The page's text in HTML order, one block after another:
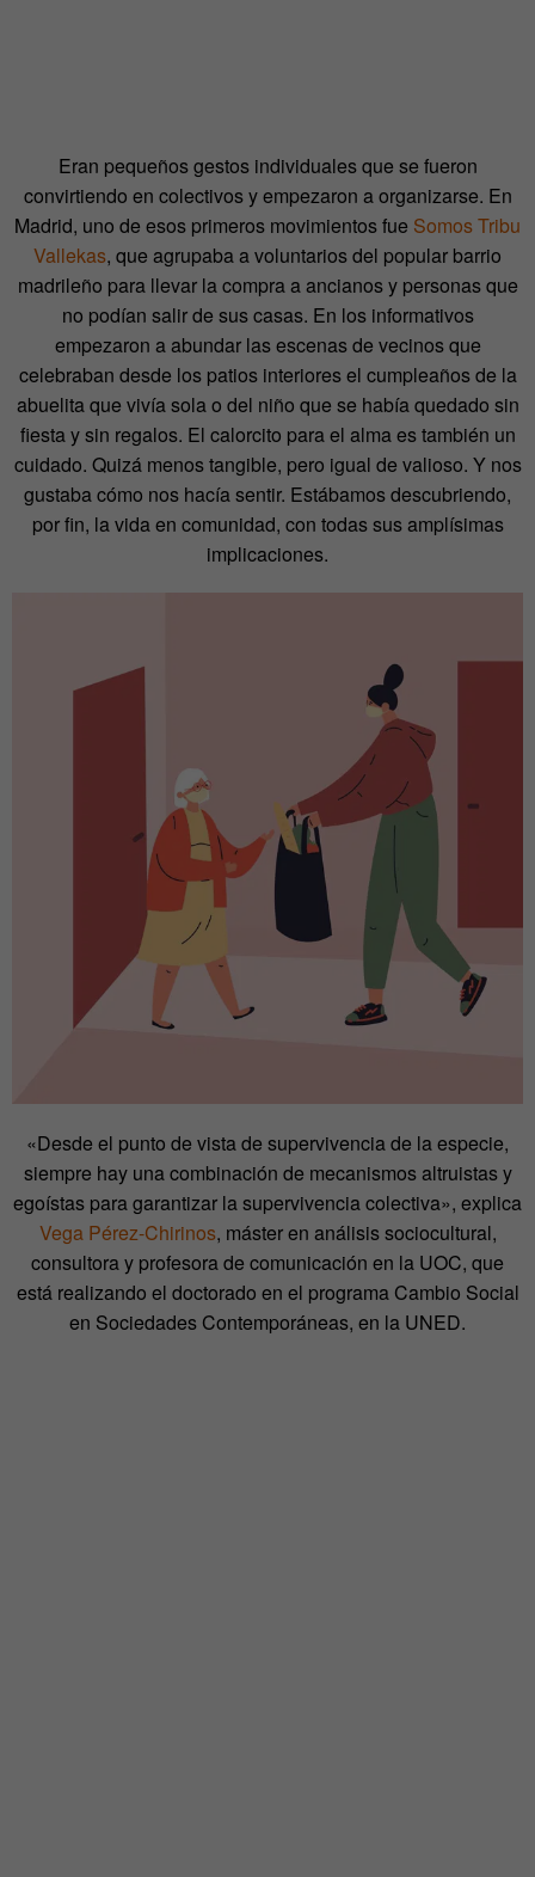
Eran pequeños gestos individuales que se fueron
convirtiendo en colectivos y empezaron a organizarse. En
Madrid, uno de esos primeros movimientos fue Somos Tribu
Vallekas, que agrupaba a voluntarios del popular barrio
madrileño para llevar la compra a ancianos y personas que
no podían salir de sus casas. En los informativos
empezaron a abundar las escenas de vecinos que
celebraban desde los patios interiores el cumpleaños de la
abuelita que vivía sola o del niño que se había quedado sin
fiesta y sin regalos. El calorcito para el alma es también un
cuidado. Quizá menos tangible, pero igual de valioso. Y nos
gustaba cómo nos hacía sentir. Estábamos descubriendo,
por fin, la vida en comunidad, con todas sus amplísimas
implicaciones.
«Desde el punto de vista de supervivencia de la especie,
siempre hay una combinación de mecanismos altruistas y
egoístas para garantizar la supervivencia colectiva», explica
Vega Pérez-Chirinos, máster en análisis sociocultural,
consultora y profesora de comunicación en la UOC, que
está realizando el doctorado en el programa Cambio Social
en Sociedades Contemporáneas, en la UNED.